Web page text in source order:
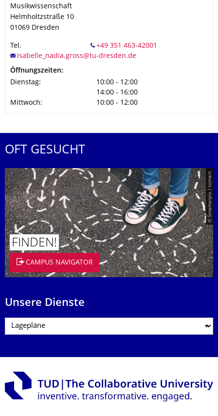
Musikwissenschaft
Helmholtzstraße 10
01069 Dresden
Tel.
Öffnungszeiten:
Dienstag:
10:00 - 12:00
14:00 - 16:00
Mittwoch:
10:00 - 12:00
OFT GESUCHT
© Smarterpix / tomert
FINDEN!
CAMPUS NAVIGATOR
Unsere Dienste